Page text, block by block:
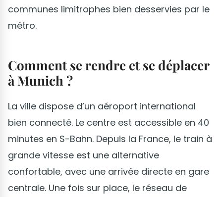
communes limitrophes bien desservies par le
métro.
Comment se rendre et se déplacer
à Munich ?
La ville dispose d’un aéroport international
bien connecté. Le centre est accessible en 40
minutes en S-Bahn. Depuis la France, le train à
grande vitesse est une alternative
confortable, avec une arrivée directe en gare
centrale. Une fois sur place, le réseau de